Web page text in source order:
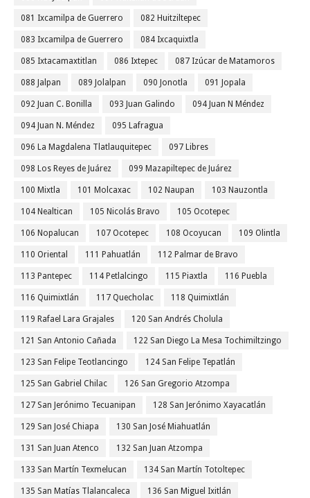
081 Ixcamilpa de Guerrero 082 Huitziltepec
083 Ixcamilpa de Guerrero 084 Ixcaquixtla
085 Ixtacamaxtitlan 086 Ixtepec 087 Izúcar de Matamoros
088 Jalpan 089 Jolalpan 090 Jonotla 091 Jopala
092 Juan C. Bonilla 093 Juan Galindo 094 Juan N Méndez
094 Juan N. Méndez 095 Lafragua
096 La Magdalena Tlatlauquitepec 097 Libres
098 Los Reyes de Juárez 099 Mazapiltepec de Juárez
100 Mixtla 101 Molcaxac 102 Naupan 103 Nauzontla
104 Nealtican 105 Nicolás Bravo 105 Ocotepec
106 Nopalucan 107 Ocotepec 108 Ocoyucan 109 Olintla
110 Oriental 111 Pahuatlán 112 Palmar de Bravo
113 Pantepec 114 Petlalcingo 115 Piaxtla 116 Puebla
116 Quimixtlán 117 Quecholac 118 Quimixtlán
119 Rafael Lara Grajales 120 San Andrés Cholula
121 San Antonio Cañada 122 San Diego La Mesa Tochimiltzingo
123 San Felipe Teotlancingo 124 San Felipe Tepatlán
125 San Gabriel Chilac 126 San Gregorio Atzompa
127 San Jerónimo Tecuanipan 128 San Jerónimo Xayacatlán
129 San José Chiapa 130 San José Miahuatlán
131 San Juan Atenco 132 San Juan Atzompa
133 San Martín Texmelucan 134 San Martín Totoltepec
135 San Matías Tlalancaleca 136 San Miguel Ixitlán